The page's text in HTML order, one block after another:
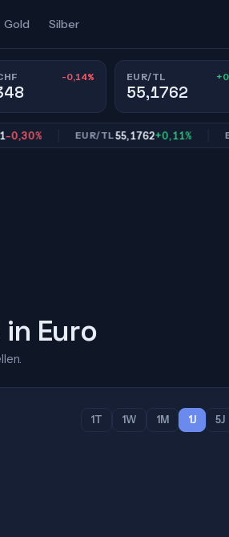
Gold Silber
-0,14% EUR/TL
55,1762
EUR/TL55,1762+0,11% EUR/
Euro
1T 1W 1M 1J 5J